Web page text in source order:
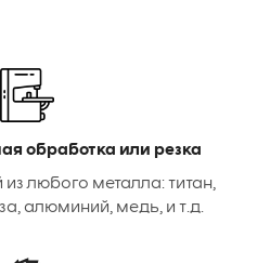
обработка или резка
любого металла: титан,
алюминий, медь, и т.д.